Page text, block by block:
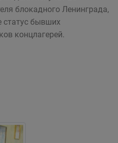
блокадного Ленинграда,
бывших
концлагерей.